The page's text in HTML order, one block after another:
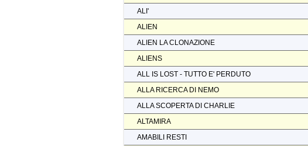
ALI'
ALIEN
ALIEN LA CLONAZIONE
ALIENS
ALL IS LOST - TUTTO E' PERDUTO
ALLA RICERCA DI NEMO
ALLA SCOPERTA DI CHARLIE
ALTAMIRA
AMABILI RESTI